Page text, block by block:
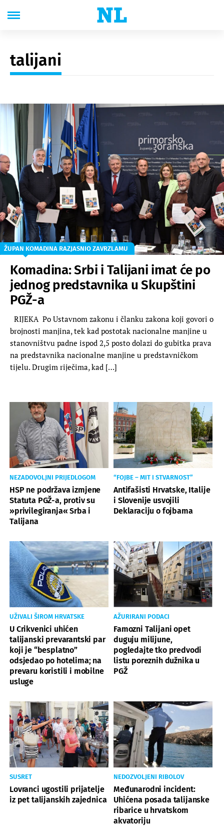
talijani
ŽUPAN KOMADINA RAZJASNIO ZAVRZLAMU
Komadina: Srbi i Talijani imat će po
jednog predstavnika u Skupštini
PGŽ-a
RIJEKA Po Ustavnom zakonu i članku zakona koji govori o
brojnosti manjina, tek kad postotak nacionalne manjine u
stanovništvu padne ispod 2,5 posto dolazi do gubitka prava
na predstavnika nacionalne manjine u predstavničkom
tijelu. Drugim riječima, kad […]
NEZADOVOLJNI PRIJEDLOGOM
HSP ne podržava izmjene
Statuta PGŽ-a, protiv su
»privilegiranja« Srba i
Talijana
“FOJBE – MIT I STVARNOST”
Antifašisti Hrvatske, Italije
i Slovenije usvojili
Deklaraciju o fojbama
UŽIVALI ŠIROM HRVATSKE
U Crikvenici uhićen
talijanski prevarantski par
koji je “besplatno”
odsjedao po hotelima; na
prevaru koristili i mobilne
usluge
AŽURIRANI PODACI
Famozni Talijani opet
duguju milijune,
pogledajte tko predvodi
listu poreznih dužnika u
PGŽ
SUSRET
Lovranci ugostili prijatelje
iz pet talijanskih zajednica
NEDOZVOLJENI RIBOLOV
Međunarodni incident:
Uhićena posada talijanske
ribarice u hrvatskom
akvatoriju